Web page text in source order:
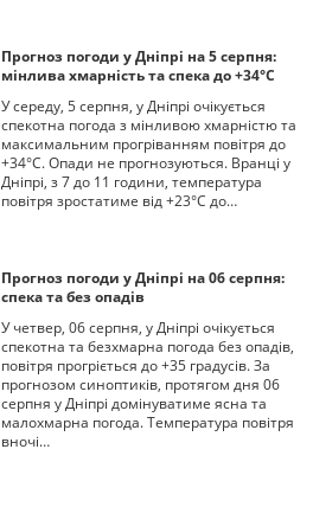
Прогноз погоди у Дніпрі на 5 серпня:
мінлива хмарність та спека до +34°С
У середу, 5 серпня, у Дніпрі очікується
спекотна погода з мінливою хмарністю та
максимальним прогріванням повітря до
+34°С. Опади не прогнозуються. Вранці у
Дніпрі, з 7 до 11 години, температура
повітря зростатиме від +23°С до…
Прогноз погоди у Дніпрі на 06 серпня:
спека та без опадів
У четвер, 06 серпня, у Дніпрі очікується
спекотна та безхмарна погода без опадів,
повітря прогріється до +35 градусів. За
прогнозом синоптиків, протягом дня 06
серпня у Дніпрі домінуватиме ясна та
малохмарна погода. Температура повітря
вночі…